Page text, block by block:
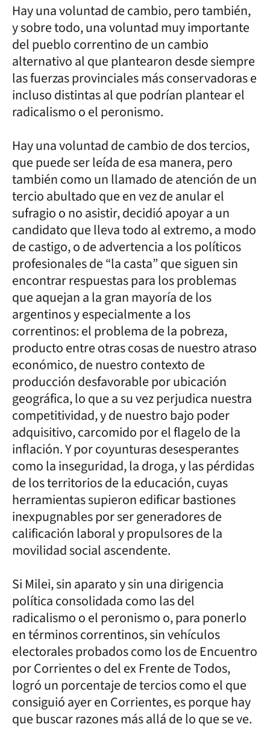
Hay una voluntad de cambio, pero también,
y sobre todo, una voluntad muy importante
del pueblo correntino de un cambio
alternativo al que plantearon desde siempre
las fuerzas provinciales más conservadoras e
incluso distintas al que podrían plantear el
radicalismo o el peronismo.
Hay una voluntad de cambio de dos tercios,
que puede ser leída de esa manera, pero
también como un llamado de atención de un
tercio abultado que en vez de anular el
sufragio o no asistir, decidió apoyar a un
candidato que lleva todo al extremo, a modo
de castigo, o de advertencia a los políticos
profesionales de “la casta” que siguen sin
encontrar respuestas para los problemas
que aquejan a la gran mayoría de los
argentinos y especialmente a los
correntinos: el problema de la pobreza,
producto entre otras cosas de nuestro atraso
económico, de nuestro contexto de
producción desfavorable por ubicación
geográfica, lo que a su vez perjudica nuestra
competitividad, y de nuestro bajo poder
adquisitivo, carcomido por el flagelo de la
inflación. Y por coyunturas desesperantes
como la inseguridad, la droga, y las pérdidas
de los territorios de la educación, cuyas
herramientas supieron edificar bastiones
inexpugnables por ser generadores de
calificación laboral y propulsores de la
movilidad social ascendente.
Si Milei, sin aparato y sin una dirigencia
política consolidada como las del
radicalismo o el peronismo o, para ponerlo
en términos correntinos, sin vehículos
electorales probados como los de Encuentro
por Corrientes o del ex Frente de Todos,
logró un porcentaje de tercios como el que
consiguió ayer en Corrientes, es porque hay
que buscar razones más allá de lo que se ve.